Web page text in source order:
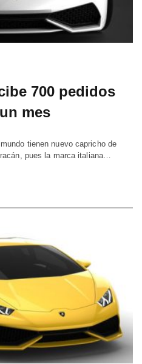
700 pedidos
mes
tienen nuevo capricho de
pues la marca italiana…